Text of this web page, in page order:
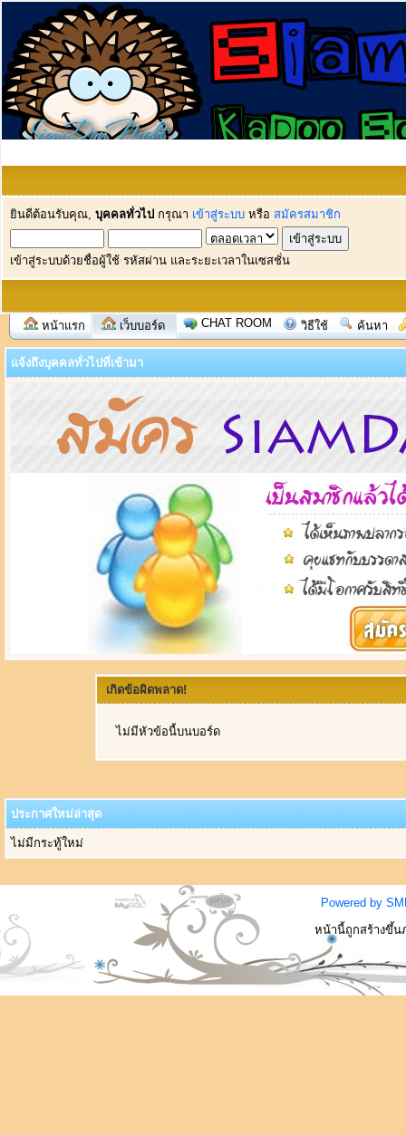
ยินดีต้อนรับคุณ, บุคคลทั่วไป กรุณา เข้าสู่ระบบ หรือ สมัครสมาชิก
เข้าสู่ระบบด้วยชื่อผู้ใช้ รหัสผ่าน และระยะเวลาในเซสชั่น
หน้าแรก เว็บบอร์ด CHAT ROOM วิธีใช้ ค้นหา
แจ้งถึงบุคคลทั่วไปที่เข้ามา
เกิดข้อผิดพลาด!
ไม่มีหัวข้อนี้บนบอร์ด
ประกาศใหม่ล่าสุด
ไม่มีกระทู้ใหม่
Powered by
หน้านี้ถูกสร้างขึ้น